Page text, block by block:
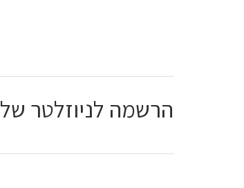
הרשמה לניוזלטר של ChiPortal